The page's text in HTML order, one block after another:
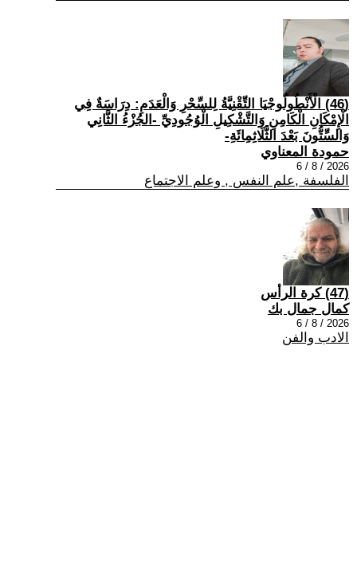
(46) الْأَنْطُولُوجْيَا التِّقْنِيَّةُ لِلسِّحْرِ وَالْعَدَمِ: دِرَاسَةٌ فِي
الْإِمْكَانِ الْكَامِنِ وَالتَّشْكِيلِ الْوُجُودِيِّ -الجُزْءُ الثَّانِي
وَالسِّتُّونَ بَعْدَ الثَّلَاثِمِائَةِ-
حمودة المعناوي
2026 / 8 / 6
الفلسفة ,علم النفس , وعلم الاجتماع
(47) كرة الرأس
كمال جمال بك
2026 / 8 / 6
الادب والفن